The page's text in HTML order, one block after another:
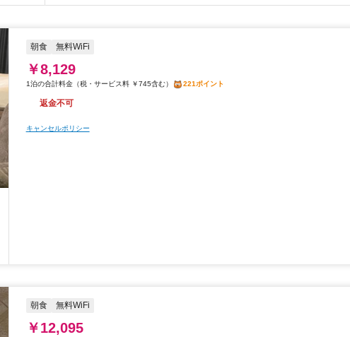
朝食 無料WiFi
￥8,129
税・サービス料 ￥745含む 221ポイント
返金不可
キャンセルポリシー
朝食 無料WiFi
￥12,095